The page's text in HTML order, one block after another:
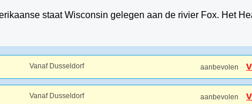
staat Wisconsin gelegen aan de rivier Fox. Het
Vanaf Dusseldorf aanbevolen
Vanaf Dusseldorf aanbevolen